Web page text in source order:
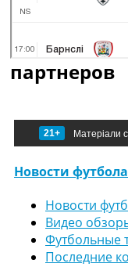
партнеров
21+ Матеріали
Новости футбола
Новости
Видео
Футбольные
Последние